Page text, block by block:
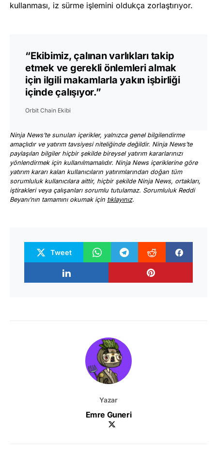
kullanması, iz sürme işlemini oldukça zorlaştırıyor.
“Ekibimiz, çalınan varlıkları takip
etmek ve gerekli önlemleri almak
için ilgili makamlarla yakın işbirliği
içinde çalışıyor.”
Orbit Chain Ekibi
Ninja News’te sunulan içerikler, yalnızca genel bilgilendirme
amaçlıdır ve yatırım tavsiyesi niteliğinde değildir. Ninja News’te
paylaşılan bilgiler hiçbir şekilde bireysel yatırım kararlarınızı
yönlendirmek için kullanılmamalıdır. Ninja News içeriklerine göre
yatırım kararı kalan kullanıcıların yatırımlarından doğan tüm
sorumluluk kullanıcılara aittir, hiçbir şekilde Ninja News, ortakları,
iştirakleri veya çalışanları sorumlu tutulamaz. Sorumluluk Reddi
Beyanı’nın tamamını okumak için tıklayınız.
Tweet
Yazar
Emre Guneri